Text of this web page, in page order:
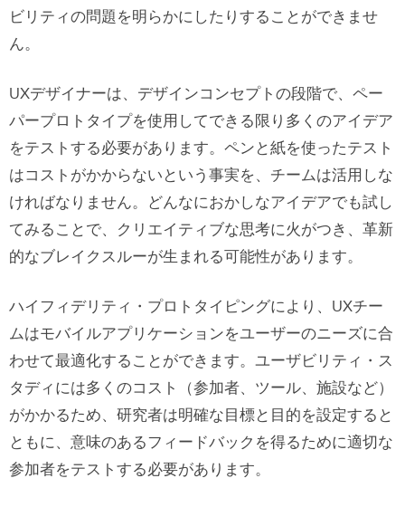
ビリティの問題を明らかにしたりすることができませ
ん。
UXデザイナーは、デザインコンセプトの段階で、ペー
パープロトタイプを使用してできる限り多くのアイデア
をテストする必要があります。ペンと紙を使ったテスト
はコストがかからないという事実を、チームは活用しな
ければなりません。どんなにおかしなアイデアでも試し
てみることで、クリエイティブな思考に火がつき、革新
的なブレイクスルーが生まれる可能性があります。
ハイフィデリティ・プロトタイピングにより、UXチー
ムはモバイルアプリケーションをユーザーのニーズに合
わせて最適化することができます。ユーザビリティ・ス
タディには多くのコスト（参加者、ツール、施設など）
がかかるため、研究者は明確な目標と目的を設定すると
ともに、意味のあるフィードバックを得るために適切な
参加者をテストする必要があります。